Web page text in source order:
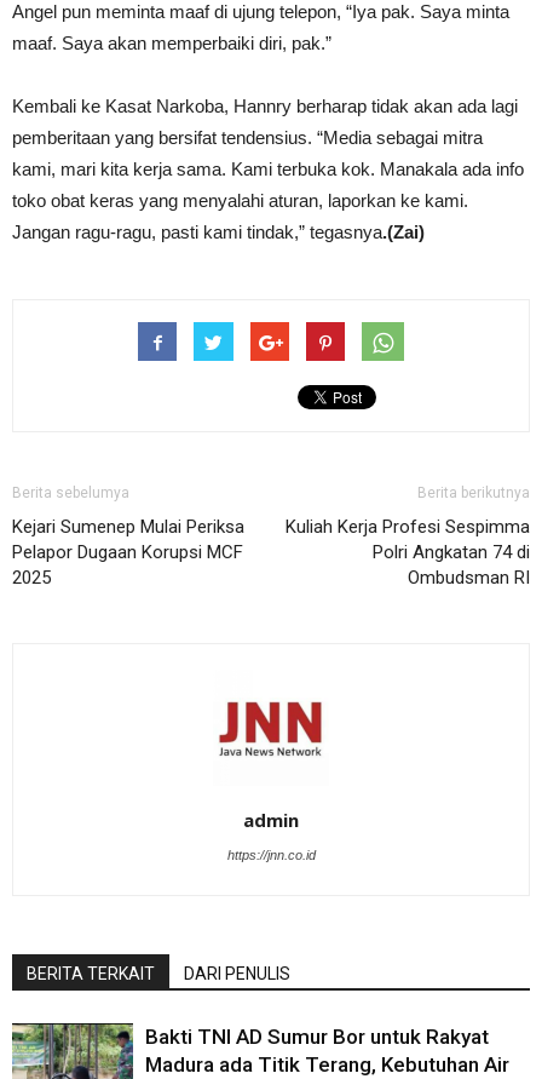
Angel pun meminta maaf di ujung telepon, “Iya pak. Saya minta
maaf. Saya akan memperbaiki diri, pak.”
Kembali ke Kasat Narkoba, Hannry berharap tidak akan ada lagi
pemberitaan yang bersifat tendensius. “Media sebagai mitra
kami, mari kita kerja sama. Kami terbuka kok. Manakala ada info
toko obat keras yang menyalahi aturan, laporkan ke kami.
Jangan ragu-ragu, pasti kami tindak,” tegasnya.(Zai)
Berita sebelumya
Kejari Sumenep Mulai Periksa
Pelapor Dugaan Korupsi MCF
2025
Berita berikutnya
Kuliah Kerja Profesi Sespimma
Polri Angkatan 74 di
Ombudsman RI
admin
https://jnn.co.id
BERITA TERKAIT DARI PENULIS
Bakti TNI AD Sumur Bor untuk Rakyat
Madura ada Titik Terang, Kebutuhan Air